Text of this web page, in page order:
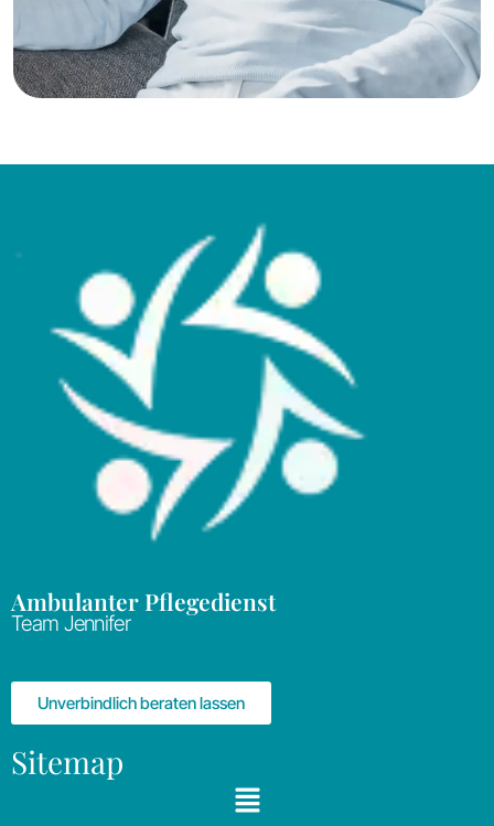
Ambulanter Pflegedienst
Team Jennifer
Unverbindlich beraten lassen
Sitemap